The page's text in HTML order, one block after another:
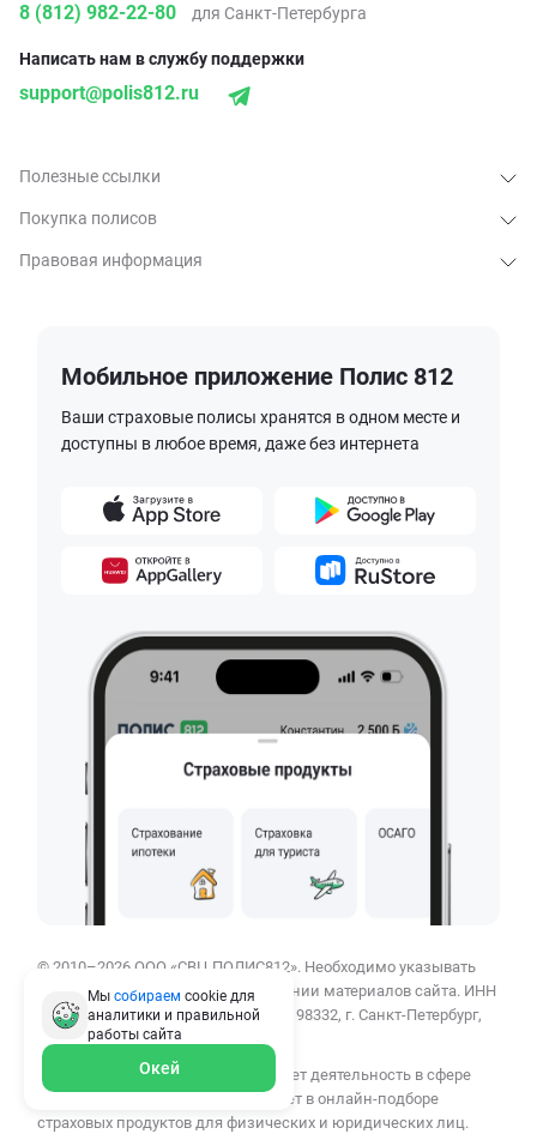
Полезные ссылки
Покупка полисов
Правовая информация
8 (812) 982-22-80 для Санкт-Петербурга
Написать нам в службу поддержки
support@polis812.ru
Мобильное приложение Полис 812
Ваши страховые полисы хранятся в одном месте и
доступны в любое время, даже без интернета
© 2010–2026 ООО «СВЦ ПОЛИС812». Необходимо указывать
ссылку polis812.ru при использовании материалов сайта. ИНН
7807384453, ОГРН 1137847389162, 198332, г. Санкт-Петербург,
Ленинский пр-кт, д. 90.
ООО «СВЦ ПОЛИС812» осуществляет деятельность в сфере
финансовых услуг: сервис помогает в онлайн-подборе
страховых продуктов для физических и юридических лиц.
Мы собираем cookie для
аналитики и правильной
работы сайта
Окей